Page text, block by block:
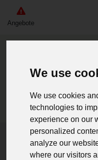
We use
We use cookies
technologies to
experience on our
personalized
analyze our
where our visitors
Angebote
Home Neuware